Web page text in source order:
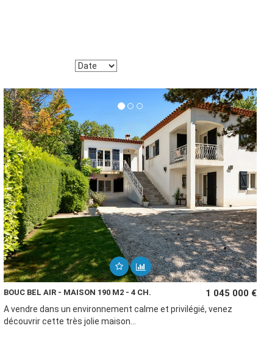
BOUC BEL AIR - MAISON 190 M2 - 4 CH. 1 045 000 €
A vendre dans un environnement calme et privilégié, venez
découvrir cette très jolie maison...